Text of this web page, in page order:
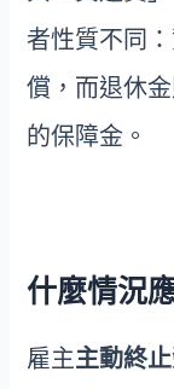
者性質不同
償，而退休
的保障金。
什麼情況
雇主主動終